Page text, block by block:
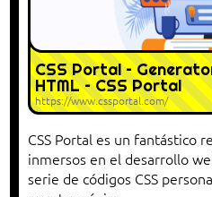
CSS Portal –
HTML – CSS Portal
https://www.cssportal.com/
CSS Portal es un fantástico
inmersos en el desarrollo
serie de códigos CSS